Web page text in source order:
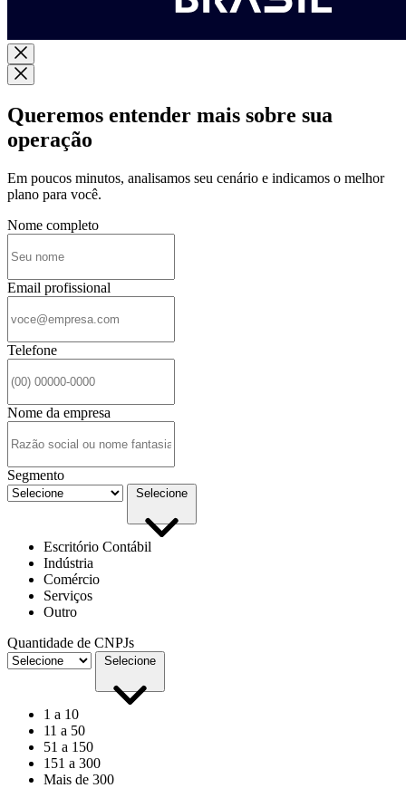
Queremos entender mais sobre sua
operação
Em poucos minutos, analisamos seu cenário e indicamos o melhor
plano para você.
Nome completo
Email profissional
Telefone
Nome da empresa
Segmento
Selecione
Escritório Contábil
Indústria
Comércio
Serviços
Outro
Quantidade de CNPJs
Selecione
1 a 10
11 a 50
51 a 150
151 a 300
Mais de 300